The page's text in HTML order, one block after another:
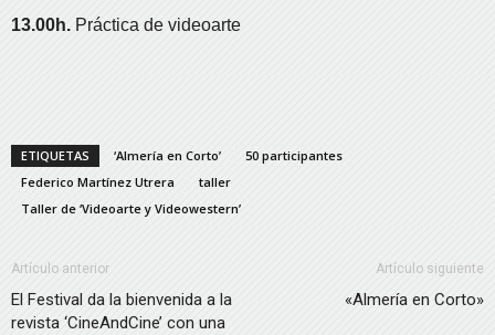
13.00h. Práctica de videoarte
ETIQUETAS ‘Almería en Corto’
50 participantes
Federico Martínez Utrera
taller
Taller de ‘Videoarte y Videowestern’
Artículo anterior
El Festival da la bienvenida a la
revista ‘CineAndCine’ con una
Artículo siguiente
«Almería en Corto»